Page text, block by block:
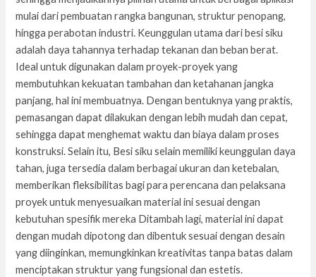
mulai dari pembuatan rangka bangunan, struktur penopang,
hingga perabotan industri. Keunggulan utama dari besi siku
adalah daya tahannya terhadap tekanan dan beban berat.
Ideal untuk digunakan dalam proyek-proyek yang
membutuhkan kekuatan tambahan dan ketahanan jangka
panjang, hal ini membuatnya. Dengan bentuknya yang praktis,
pemasangan dapat dilakukan dengan lebih mudah dan cepat,
sehingga dapat menghemat waktu dan biaya dalam proses
konstruksi. Selain itu, Besi siku selain memiliki keunggulan daya
tahan, juga tersedia dalam berbagai ukuran dan ketebalan,
memberikan fleksibilitas bagi para perencana dan pelaksana
proyek untuk menyesuaikan material ini sesuai dengan
kebutuhan spesifik mereka Ditambah lagi, material ini dapat
dengan mudah dipotong dan dibentuk sesuai dengan desain
yang diinginkan, memungkinkan kreativitas tanpa batas dalam
menciptakan struktur yang fungsional dan estetis.